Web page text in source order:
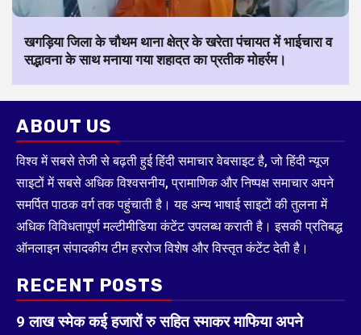
खगड़िया जिला के चौथम थाना क्षेत्र के खरेता पंचायत में भाईचारा व
सद्भावना के साथ मनाया गया शहादत का प्रतीक मोहर्रम।
ABOUT US
विश्व में सबसे तेजी से बढ़ती हुई हिंदी समाचार वेबसाइट है, जो हिंदी न्यूज
साइटों में सबसे अधिक विश्वसनीय, प्रामाणिक और निष्पक्ष समाचार अपने
समर्पित पाठक वर्ग तक पहुंचाती है। यह अन्य भाषाई साइटों की तुलना में
अधिक विविधतापूर्ण मल्टीमीडिया कंटेंट उपलब्ध कराती है। इसकी प्रतिबद्ध
ऑनलाइन संपादकीय टीम हररोज विशेष और विस्तृत कंटेंट देती है।
RECENT POSTS
9 लाख स्मेक कई हजारों रु सहित स्माकर माफिया अपने